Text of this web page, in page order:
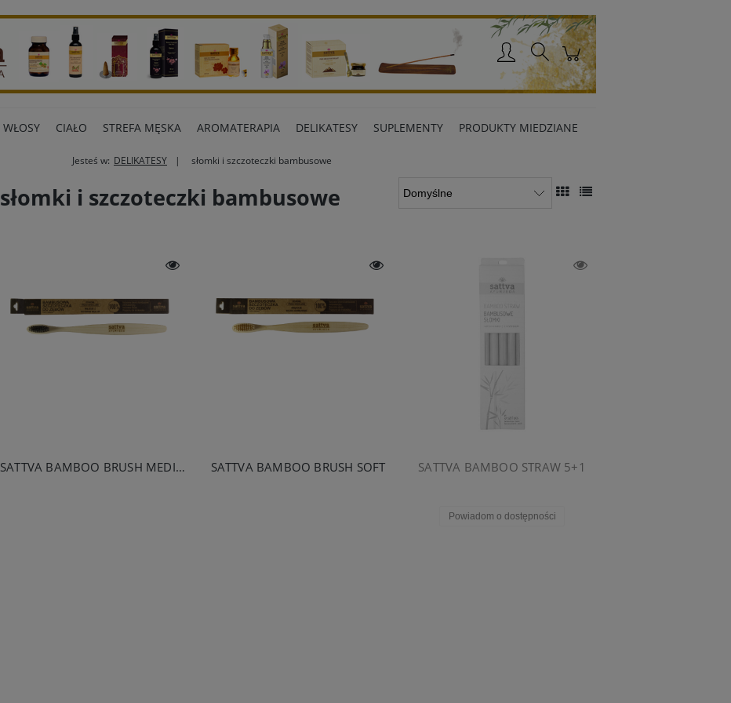
WŁOSY CIAŁO STREFA MĘSKA AROMATERAPIA DELIKATESY SUPLEMENTY PRODUKTY MIEDZIANE
Jesteś w: DELIKATESY słomki i szczoteczki bambusowe
słomki i szczoteczki bambusowe
SATTVA BAMBOO BRUSH MEDIUM SATTVA BAMBOO BRUSH SOFT SATTVA BAMBOO STRAW 5+1
Powiadom o dostępności